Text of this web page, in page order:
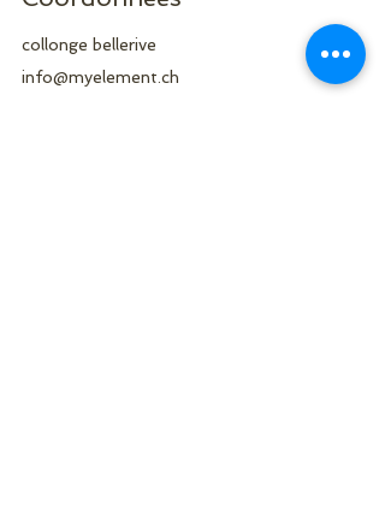
collonge bellerive
info@myelement.ch